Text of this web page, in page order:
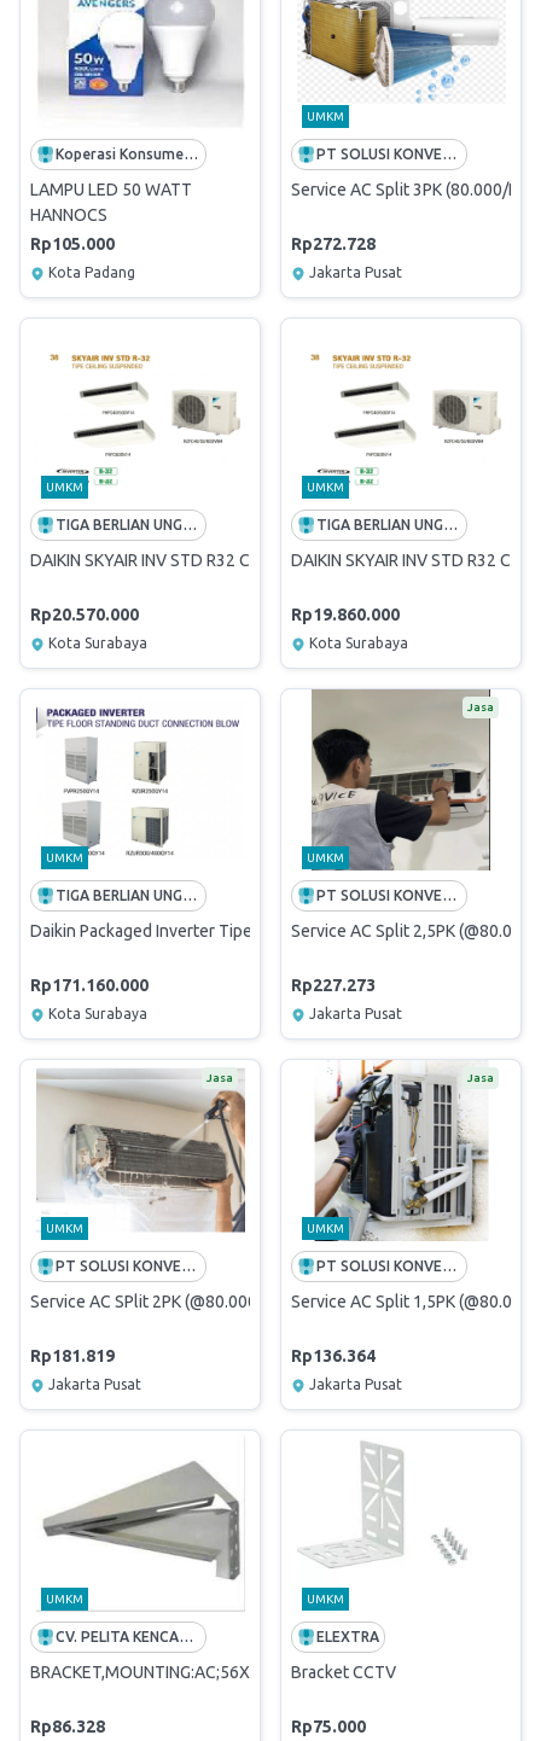
Koperasi Konsumen Karyawan Pelindo Teluk Bayur
LAMPU LED 50 WATT
HANNOCS
Rp105.000
Kota Padang
UMKM
PT SOLUSI KONVERGEN INDONESIA
Service AC Split 3PK (80.000/PK)
Rp272.728
Jakarta Pusat
UMKM
TIGA BERLIAN UNGGUL
DAIKIN SKYAIR INV STD R32 Ceiling Suspended SSHFC50DV-L
Rp20.570.000
Kota Surabaya
UMKM
TIGA BERLIAN UNGGUL
DAIKIN SKYAIR INV STD R32
Rp19.860.000
Kota Surabaya
UMKM
TIGA BERLIAN UNGGUL
Daikin Packaged Inverter Tipe Floor Standing Duct Conn. Blow (
Rp171.160.000
Kota Surabaya
Jasa
UMKM
PT SOLUSI KONVERGEN INDONESIA
Service AC Split 2,5PK (@80.000/
Rp227.273
Jakarta Pusat
Jasa
UMKM
PT SOLUSI KONVERGEN INDONESIA
Service AC SPlit 2PK (@80.000/PK)
Rp181.819
Jakarta Pusat
Jasa
UMKM
PT SOLUSI KONVERGEN INDONESIA
Service AC Split 1,5PK (@80.000/
Rp136.364
Jakarta Pusat
UMKM
CV. PELITA KENCANA TEKNIK
BRACKET,MOUNTING:AC;56X24.5CM;STEEL
Rp86.328
UMKM
ELEXTRA
Bracket CCTV
Rp75.000